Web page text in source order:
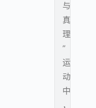
与
真
理
”
运
动
中
，